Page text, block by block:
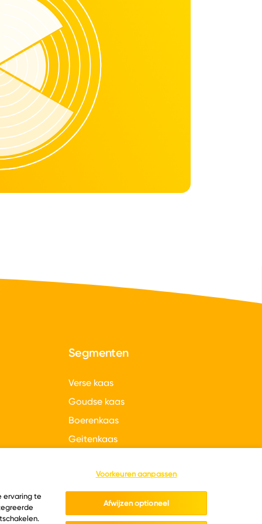
Segmenten
Verse kaas
Goudse kaas
Boerenkaas
Geitenkaas
ervaring te
Voorkeuren aanpassen
Afwijzen optioneel